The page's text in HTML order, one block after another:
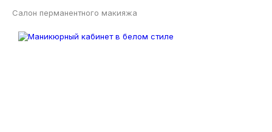
Салон перманентного макияжа